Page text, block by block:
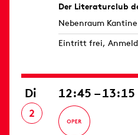
Der Literaturclub
Nebenraum Kantine
Eintritt frei,
Di
2
12:45 – 13:15